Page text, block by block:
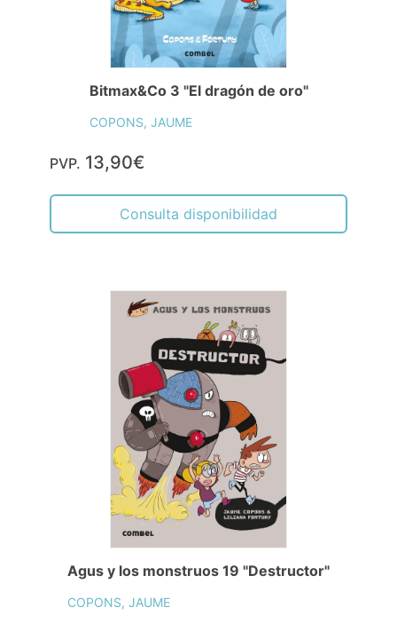
Bitmax&Co 3 "El dragón de oro"
COPONS, JAUME
PVP. 13,90€
Consulta disponibilidad
Agus y los monstruos 19 "Destructor"
COPONS, JAUME